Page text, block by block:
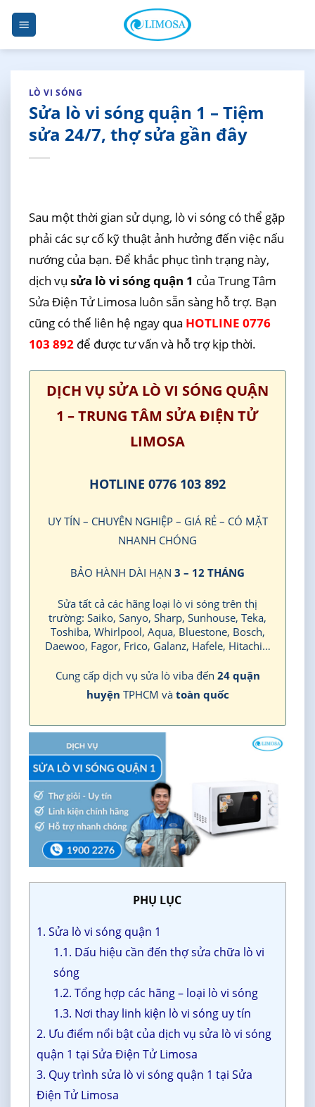
Skip
content
LÒ VI SÓNG
Sửa lò vi sóng quận 1 – Tiệm
sửa 24/7, thợ sửa gần đây
Sau một thời gian sử dụng, lò vi sóng có thể gặp
phải các sự cố kỹ thuật ảnh hưởng đến việc nấu
nướng của bạn. Để khắc phục tình trạng này,
dịch vụ sửa lò vi sóng quận 1 của Trung Tâm
Sửa Điện Tử Limosa luôn sẵn sàng hỗ trợ. Bạn
cũng có thể liên hệ ngay qua HOTLINE 0776
103 892để được tư vấn và hỗ trợ kịp thời.
DỊCH VỤ SỬA LÒ VI SÓNG QUẬN
1 – TRUNG TÂM SỬA ĐIỆN TỬ
LIMOSA
HOTLINE 0776 103 892
UY TÍN – CHUYÊN NGHIỆP – GIÁ RẺ – CÓ MẶT
NHANH CHÓNG
BẢO HÀNH DÀI HẠN 3 – 12 THÁNG
Sửa tất cả các hãng loại lò vi sóng trên thị
trường: Saiko, Sanyo, Sharp, Sunhouse, Teka,
Toshiba, Whirlpool, Aqua, Bluestone, Bosch,
Daewoo, Fagor, Frico, Galanz, Hafele, Hitachi…
Cung cấp dịch vụ sửa lò viba đến 24 quận
huyện TPHCM và toàn quốc
PHỤ LỤC
1. Sửa lò vi sóng quận 1
1.1. Dấu hiệu cần đến thợ sửa chữa lò vi
sóng
1.2. Tổng hợp các hãng – loại lò vi sóng
1.3. Nơi thay linh kiện lò vi sóng uy tín
2. Ưu điểm nổi bật của dịch vụ sửa lò vi sóng
quận 1 tại Sửa Điện Tử Limosa
3. Quy trình sửa lò vi sóng quận 1 tại Sửa
Điện Tử Limosa